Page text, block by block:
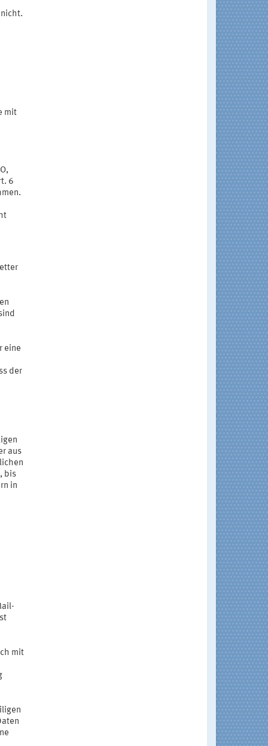
mit
6
eine
der
aus
bis
in
mit